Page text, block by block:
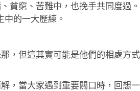
貧窮、苦難中，也挽手共同度過
的一大歷練。
，但這其實可能是他們的相處方
，當大家遇到重要關口時，回想